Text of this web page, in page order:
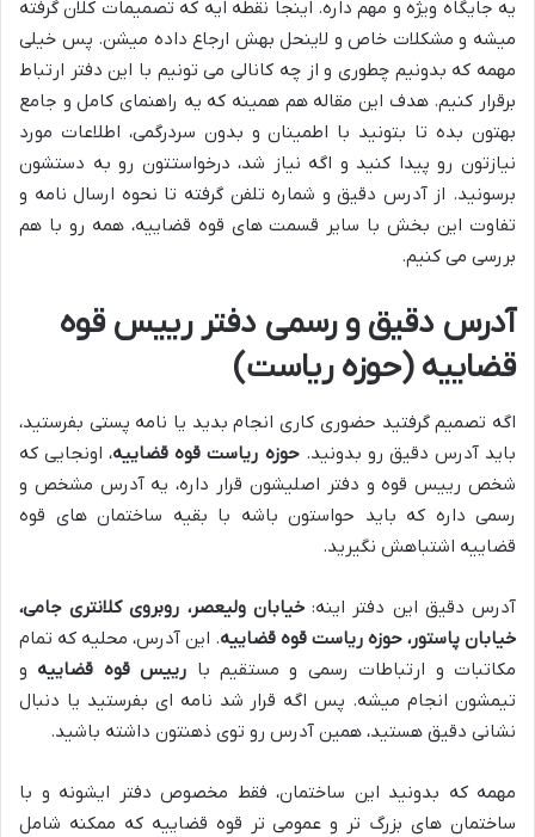
یه جایگاه ویژه و مهم داره. اینجا نقطه ایه که تصمیمات کلان گرفته
میشه و مشکلات خاص و لاینحل بهش ارجاع داده میشن. پس خیلی
مهمه که بدونیم چطوری و از چه کانالی می تونیم با این دفتر ارتباط
برقرار کنیم. هدف این مقاله هم همینه که یه راهنمای کامل و جامع
بهتون بده تا بتونید با اطمینان و بدون سردرگمی، اطلاعات مورد
نیازتون رو پیدا کنید و اگه نیاز شد، درخواستتون رو به دستشون
برسونید. از آدرس دقیق و شماره تلفن گرفته تا نحوه ارسال نامه و
تفاوت این بخش با سایر قسمت های قوه قضاییه، همه رو با هم
بررسی می کنیم.
آدرس دقیق و رسمی دفتر رییس قوه
قضاییه (حوزه ریاست)
اگه تصمیم گرفتید حضوری کاری انجام بدید یا نامه پستی بفرستید،
باید آدرس دقیق رو بدونید.حوزه ریاست قوه قضاییه، اونجایی که
شخص رییس قوه و دفتر اصلیشون قرار داره، یه آدرس مشخص و
رسمی داره که باید حواستون باشه با بقیه ساختمان های قوه
قضاییه اشتباهش نگیرید.
آدرس دقیق این دفتر اینه:خیابان ولیعصر، روبروی کلانتری جامی،
خیابان پاستور، حوزه ریاست قوه قضاییه. این آدرس، محلیه که تمام
مکاتبات و ارتباطات رسمی و مستقیم با رییس قوه قضاییه و
تیمشون انجام میشه. پس اگه قرار شد نامه ای بفرستید یا دنبال
نشانی دقیق هستید، همین آدرس رو توی ذهنتون داشته باشید.
مهمه که بدونید این ساختمان، فقط مخصوص دفتر ایشونه و با
ساختمان های بزرگ تر و عمومی تر قوه قضاییه که ممکنه شامل